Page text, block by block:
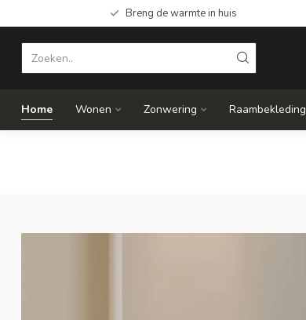
Breng de warmte in huis
Home Wonen Zonwering Raambekleding